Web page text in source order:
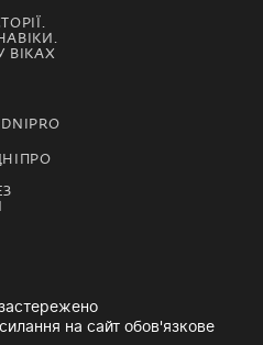
ВІКАХ
на сайт обов'язкове